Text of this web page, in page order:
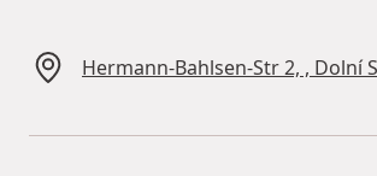
Hermann-Bahlsen-Str 2, , Dolní